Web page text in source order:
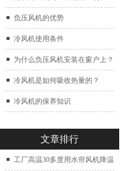
负压风机的优势
冷风机使用条件
为什么负压风机安装在窗户上？
冷风机是如何吸收热量的？
冷风机的保养知识
文章排行
工厂高温30多度用水帘风机降温